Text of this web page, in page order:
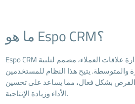
ما هو Espo CRM؟
Espo CRM هو نظام مفتوح المصدر لإدارة علاقات العملاء، مصمم لتلبية
والمتوسطة. يتيح هذا النظام للمستخدمين
والفرص بشكل فعال، مما يساعد على تحسين
الأداء وزيادة الإنتاجية.